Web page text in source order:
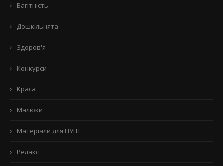
Вагітність
Дошкільнята
Здоров'я
Конкурси
Краса
Малюки
Матеріали для НУШ
Релакс